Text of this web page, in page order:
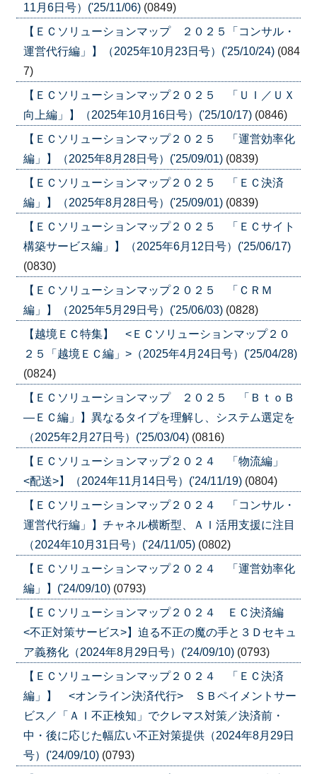
11月6日号）('25/11/06) (0849)
【ＥＣソリューションマップ ２０２５「コンサル・
運営代行編」】（2025年10月23日号）('25/10/24) (084
7)
【ＥＣソリューションマップ２０２５ 「ＵＩ／ＵＸ
向上編」】（2025年10月16日号）('25/10/17) (0846)
【ＥＣソリューションマップ２０２５ 「運営効率化
編」】（2025年8月28日号）('25/09/01) (0839)
【ＥＣソリューションマップ２０２５ 「ＥＣ決済
編」】（2025年8月28日号）('25/09/01) (0839)
【ＥＣソリューションマップ２０２５ 「ＥＣサイト
構築サービス編」】（2025年6月12日号）('25/06/17)
(0830)
【ＥＣソリューションマップ２０２５ 「ＣＲＭ
編」】（2025年5月29日号）('25/06/03) (0828)
【越境ＥＣ特集】 <ＥＣソリューションマップ２０
２５「越境ＥＣ編」>（2025年4月24日号）('25/04/28)
(0824)
【ＥＣソリューションマップ ２０２５ 「ＢｔｏＢ
―ＥＣ編」】異なるタイプを理解し、システム選定を
（2025年2月27日号）('25/03/04) (0816)
【ＥＣソリューションマップ２０２４ 「物流編」
<配送>】（2024年11月14日号）('24/11/19) (0804)
【ＥＣソリューションマップ２０２４ 「コンサル・
運営代行編」】チャネル横断型、ＡＩ活用支援に注目
（2024年10月31日号）('24/11/05) (0802)
【ＥＣソリューションマップ２０２４ 「運営効率化
編」】('24/09/10) (0793)
【ＥＣソリューションマップ２０２４ ＥＣ決済編
<不正対策サービス>】迫る不正の魔の手と３Ｄセキュ
ア義務化（2024年8月29日号）('24/09/10) (0793)
【ＥＣソリューションマップ２０２４ 「ＥＣ決済
編」】 <オンライン決済代行> ＳＢペイメントサー
ビス／「ＡＩ不正検知」でクレマス対策／決済前・
中・後に応じた幅広い不正対策提供（2024年8月29日
号）('24/09/10) (0793)